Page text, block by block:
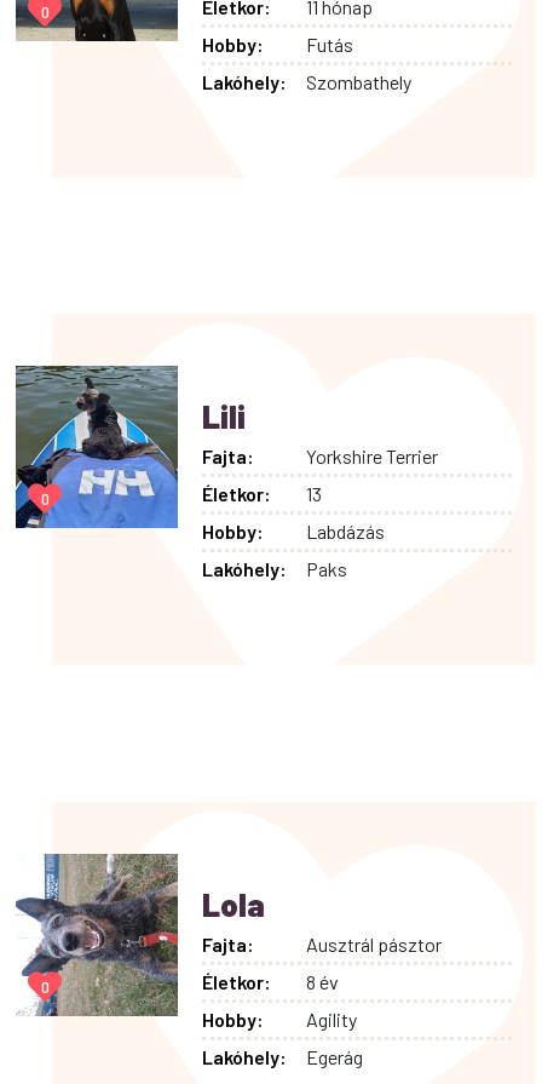
0 Életkor:
11 hónap
Hobby:
Futás
Lakóhely:
Szombathely
0
Lili
Fajta:
Yorkshire Terrier
Életkor:
13
Hobby:
Labdázás
Lakóhely:
Paks
0
Lola
Fajta:
Ausztrál pásztor
Életkor:
8 év
Hobby:
Agility
Lakóhely:
Egerág